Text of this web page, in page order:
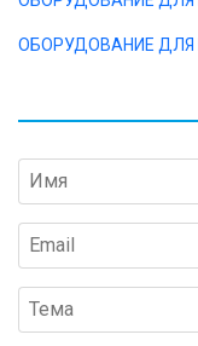
ОБОРУДОВАНИЕ ДЛЯ